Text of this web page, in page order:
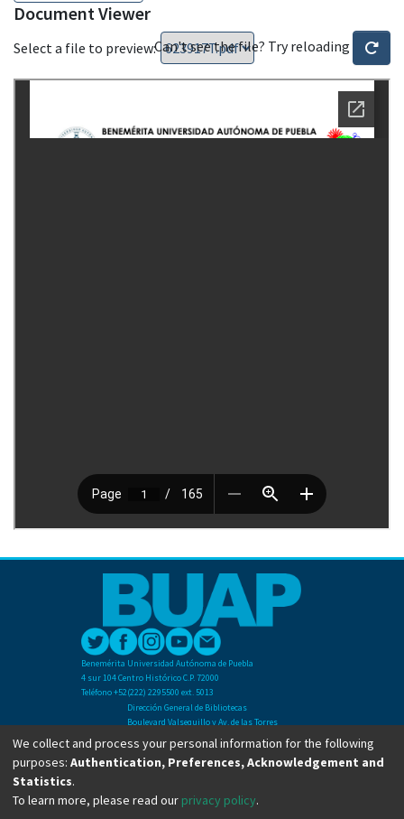
Document Viewer
Select a file to preview:Can't see the file? Try reloading
Benemérita Universidad Autónoma de Puebla
4 sur 104 Centro Histórico C.P. 72000
Teléfono +52(222) 2295500 ext. 5013
Dirección General de Bibliotecas
Boulevard Valsequillo y Av. de las Torres
Ciudad Universitaria. Col. San Manuel
C.P. 72570
Teléfono +52 (222) 2295500 Ext 2901
We collect and process your personal information for the following
purposes: Authentication, Preferences, Acknowledgement and
Statistics.
To learn more, please read our privacy policy.